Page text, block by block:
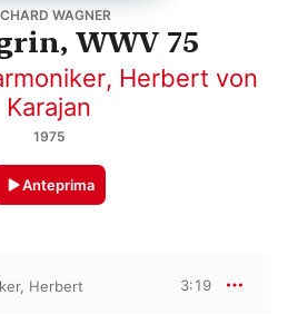
WAGNER
WWV 75
, Herbert von
Karajan
1975
Anteprima
, Herbert
3:19